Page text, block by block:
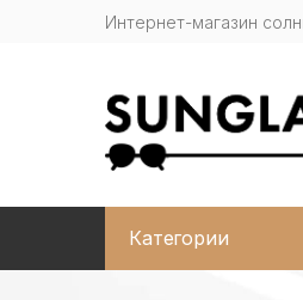
Интернет-магазин
Категории